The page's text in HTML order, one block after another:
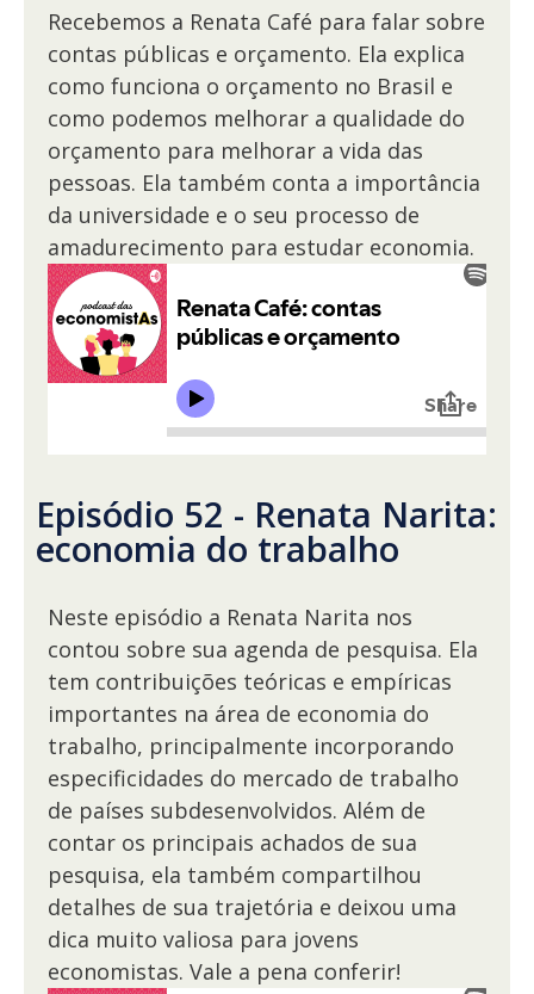
Recebemos a Renata Café para falar sobre
contas públicas e orçamento. Ela explica
como funciona o orçamento no Brasil e
como podemos melhorar a qualidade do
orçamento para melhorar a vida das
pessoas. Ela também conta a importância
da universidade e o seu processo de
amadurecimento para estudar economia.
Episódio 52 - Renata Narita:
economia do trabalho
Neste episódio a Renata Narita nos
contou sobre sua agenda de pesquisa. Ela
tem contribuições teóricas e empíricas
importantes na área de economia do
trabalho, principalmente incorporando
especificidades do mercado de trabalho
de países subdesenvolvidos. Além de
contar os principais achados de sua
pesquisa, ela também compartilhou
detalhes de sua trajetória e deixou uma
dica muito valiosa para jovens
economistas. Vale a pena conferir!